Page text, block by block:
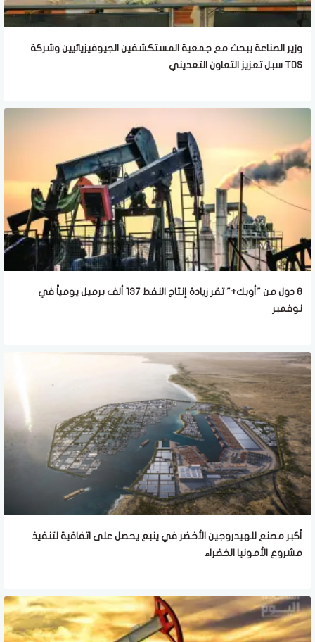
وزير الصناعة يبحث مع جمعية المستكشفين الجيوفيزيائيين وشركة
TDS سبل تعزيز التعاون التعديني
8 دول من "أوبك+" تقر زيادة إنتاج النفط 137 ألف برميل يومياً في
نوفمبر
أكبر مصنع للهيدروجين الأخضر في ينبع يحصل على اتفاقية لتنفيذ
مشروع الأمونيا الخضراء